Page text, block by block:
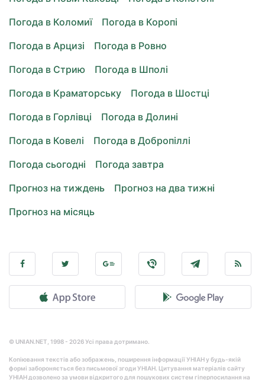
Погода в Коломиї
Погода в Коропі
Погода в Арцизі
Погода в Ровно
Погода в Стрию
Погода в Шполі
Погода в Краматорську
Погода в Шостці
Погода в Горлівці
Погода в Долині
Погода в Ковелі
Погода в Добропіллі
Погода сьогодні
Погода завтра
Прогноз на тиждень
Прогноз на два тижні
Прогноз на місяць
© UNIAN.NET, 1998 - 2026 Усі права дотримано.
Копіювання текстів або зображень, поширення інформації УНІАН у будь-якій
формі забороняється без письмової згоди УНІАН. Цитування матеріалів сайту
УНІАН дозволено за умови відкритого для пошукових систем гіперпосилання на